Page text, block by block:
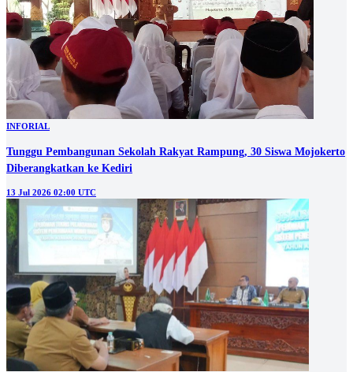
INFORIAL
Tunggu Pembangunan Sekolah Rakyat Rampung, 30 Siswa Mojokerto
Diberangkatkan ke Kediri
13 Jul 2026 02:00 UTC